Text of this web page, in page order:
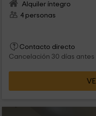
Alquiler íntegro
4 personas
Contacto directo
Cancelación 30 días antes